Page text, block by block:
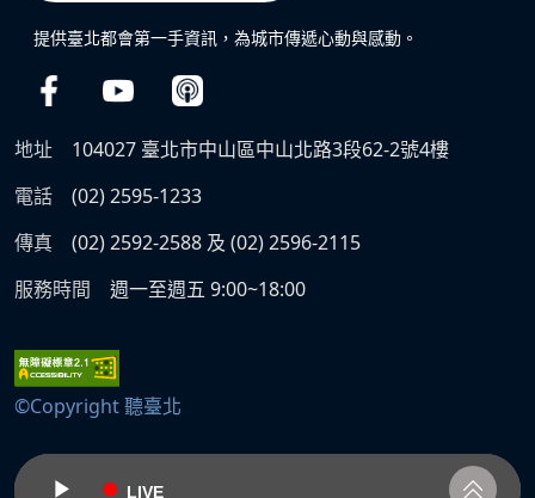
提供臺北都會第一手資訊，為城市傳遞心動與感動。
地址
104027 臺北市中山區中山北路3段62-2號4樓
電話
(02) 2595-1233
傳真
(02) 2592-2588 及 (02) 2596-2115
服務時間
週一至週五 9:00~18:00
©Copyright 聽臺北